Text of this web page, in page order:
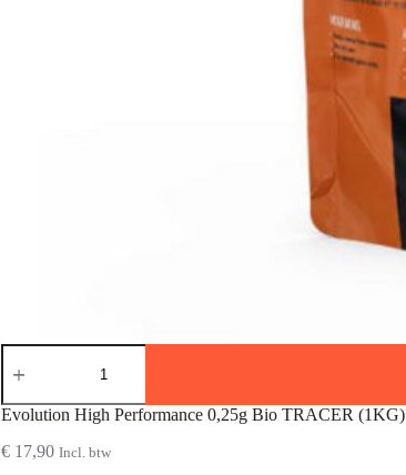
Evolution
High
0,25g
TRACER
(1KG)
Evolution High Performance 0,25g Bio TRACER (1KG)
€ 17,90 Incl. btw